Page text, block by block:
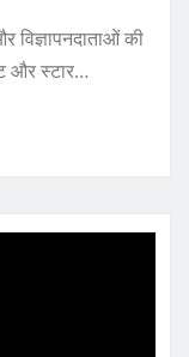
विज्ञापनदाताओं की
और स्टार…